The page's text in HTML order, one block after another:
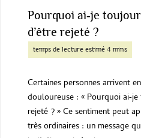
mieux ?
"
Pourquoi ai‑je
d’être rejeté ?
Certaines personnes arrivent
douloureuse : « Pourquoi
rejeté ? » Ce sentiment peut
très ordinaires : un message